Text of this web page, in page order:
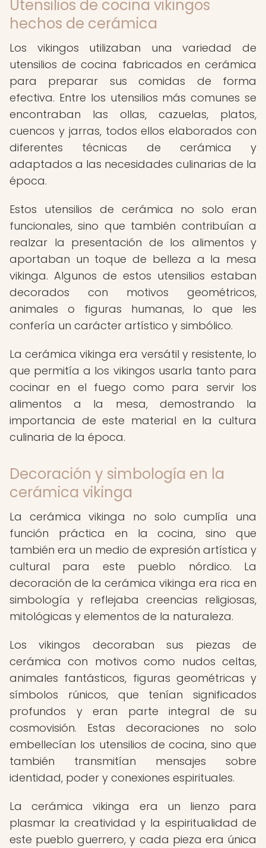
Utensilios de cocina vikingos
hechos de cerámica
Los vikingos utilizaban una variedad de
utensilios de cocina fabricados en cerámica
para preparar sus comidas de forma
efectiva. Entre los utensilios más comunes se
encontraban las ollas, cazuelas, platos,
cuencos y jarras, todos ellos elaborados con
diferentes técnicas de cerámica y
adaptados a las necesidades culinarias de la
época.
Estos utensilios de cerámica no solo eran
funcionales, sino que también contribuían a
realzar la presentación de los alimentos y
aportaban un toque de belleza a la mesa
vikinga. Algunos de estos utensilios estaban
decorados con motivos geométricos,
animales o figuras humanas, lo que les
confería un carácter artístico y simbólico.
La cerámica vikinga era versátil y resistente, lo
que permitía a los vikingos usarla tanto para
cocinar en el fuego como para servir los
alimentos a la mesa, demostrando la
importancia de este material en la cultura
culinaria de la época.
Decoración y simbología en la
cerámica vikinga
La cerámica vikinga no solo cumplía una
función práctica en la cocina, sino que
también era un medio de expresión artística y
cultural para este pueblo nórdico. La
decoración de la cerámica vikinga era rica en
simbología y reflejaba creencias religiosas,
mitológicas y elementos de la naturaleza.
Los vikingos decoraban sus piezas de
cerámica con motivos como nudos celtas,
animales fantásticos, figuras geométricas y
símbolos rúnicos, que tenían significados
profundos y eran parte integral de su
cosmovisión. Estas decoraciones no solo
embellecían los utensilios de cocina, sino que
también transmitían mensajes sobre
identidad, poder y conexiones espirituales.
La cerámica vikinga era un lienzo para
plasmar la creatividad y la espiritualidad de
este pueblo guerrero, y cada pieza era única